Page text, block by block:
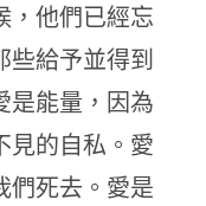
，他們已經忘
些給予並得到
是能量，因為
見的自私。愛
們死去。愛是